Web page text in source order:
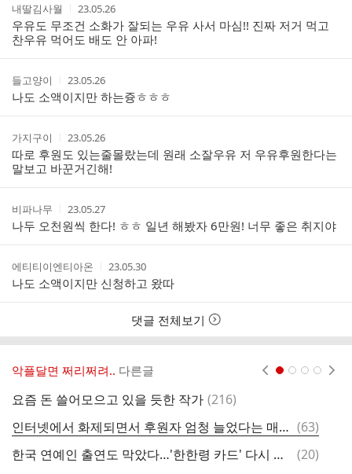
트
작
성
자
내딸김사월
작
성
시
간
23.05.26
우유도 무조건 소화가 잘되는 우유 사서 마심!! 진짜 저거 먹고
찬우유 먹어도 배도 안 아파!
작
성
자
들고양이
작
성
시
간
23.05.26
나도 소액이지만 하는즁ㅎㅎㅎ
작
성
자
가지구이
작
성
시
간
23.05.26
따로 후원도 있는줄몰랐는데 원래 소잘우유 저 우유후원한다는
말보고 바꾼거긴해!
작
성
자
비파나무
작
성
시
간
23.05.27
나두 오천원씩 한다! ㅎㅎ 일년 해봤자 6만원! 너무 좋은 취지야
작
성
자
에티티이엔티아온
작
성
시
간
23.05.30
나도 소액이지만 신청하고 왔따
댓글 전체보기
악플달면 쩌리쩌려.. 다른글
요즘 돈 쓸어모으고 있을 듯한 작가 댓
(216)
인터넷에서 화제되면서 후원자 엄청 늘었다는 매일유업 우유안부 댓
글
(63)
한국 연예인 출연도 막았다…'한한령 카드' 다시 꺼내는 중국
댓
(20)